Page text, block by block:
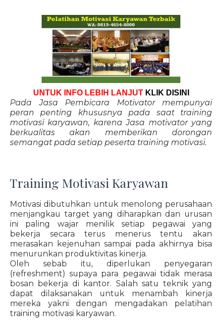
UNTUK INFO LEBIH LANJUT KLIK DISINI
Pada Jasa Pembicara Motivator mempunyai
peran penting khususnya pada saat training
motivasi karyawan, karena Jasa motivator yang
berkualitas akan memberikan dorongan
semangat pada setiap peserta training motivasi.
Training Motivasi Karyawan
Motivasi dibutuhkan untuk menolong perusahaan
menjangkau target yang diharapkan dan urusan
ini paling wajar menilik setiap pegawai yang
bekerja secara terus menerus tentu akan
merasakan kejenuhan sampai pada akhirnya bisa
menurunkan produktivitas kinerja.
Oleh sebab itu, diperlukan penyegaran
(refreshment) supaya para pegawai tidak merasa
bosan bekerja di kantor. Salah satu teknik yang
dapat dilaksanakan untuk menambah kinerja
mereka yakni dengan mengadakan pelatihan
training motivasi karyawan.